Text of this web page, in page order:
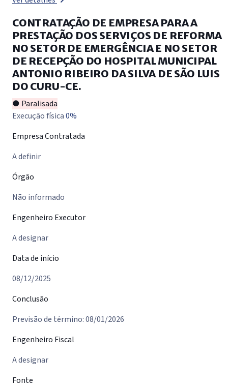
CONTRATAÇÃO DE EMPRESA PARA A
PRESTAÇÃO DOS SERVIÇOS DE REFORMA
NO SETOR DE EMERGÊNCIA E NO SETOR
DE RECEPÇÃO DO HOSPITAL MUNICIPAL
ANTONIO RIBEIRO DA SILVA DE SÃO LUIS
DO CURU-CE.
● Paralisada
Execução física0%
Empresa Contratada
A definir
Órgão
Não informado
Engenheiro Executor
A designar
Data de início
08/12/2025
Conclusão
Previsão de término: 08/01/2026
Engenheiro Fiscal
A designar
Fonte